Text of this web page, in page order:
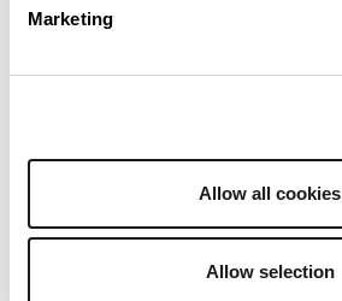
Marketing
Allow all cookies
Allow selection
Reggae